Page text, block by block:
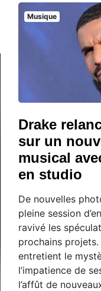
Musique
Drake
sur un
musical
en studio
De nouvelles
pleine session
ravivé les
prochains
entretient le
l’impatience de
l’affût de